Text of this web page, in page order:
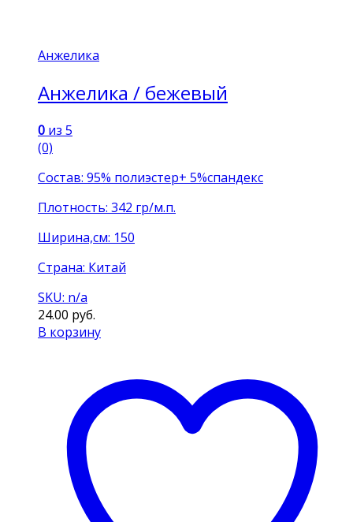
Анжелика
Анжелика / бежевый
0 из 5
(0)
Состав: 95% полиэстер+ 5%спандекс
Плотность: 342 гр/м.п.
Ширина,см: 150
Страна: Китай
SKU: n/a
24.00 руб.
В корзину